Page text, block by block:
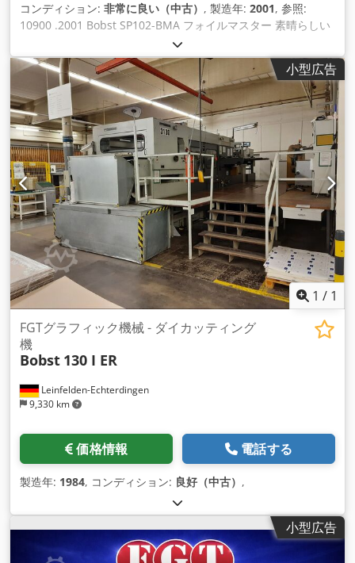
コンディション: 非常に良い（中古） , 製造年: 2001, 参照:
10900 .2001 Bobst SP102-BMA フォイルマスター 素晴らしい
コンディション！作業時間わずか33,000時間！ 装備 フルオー
トフィーダー ダブルシートコントロール センターライン ホッ
トフォイルユニット 2 x ハニカムチェース 2 x ダイカッティン
グチェース 16の独立した加熱ゾーン フォイルアドバンスシャ
フト 自動デリバリー 昇降式（ハイパイル） 仕様 シートフォー
マット最大: 720mm x 1020mm シートフォーマット最小
350mm x 400mm 作業材料 紙/ソリッドボード80-2000gr 段ボ
ールE "および "B" - max.4mm グリッパーマージン：9-15mm
スタンピングフォーマット最大680mm x 1010mm Chsdpfx
Aju Snwmectsa 最高速度：7,500 p/h
小型広告
1 / 1
Leinfelden-Echterdingen
9,330 km
FGTグラフィック機械 - ダイカッティング
機
Bobst 130 I ER
価格情報 電話する
製造年: 1984, コンディション: 良好（中古） ,
小型広告